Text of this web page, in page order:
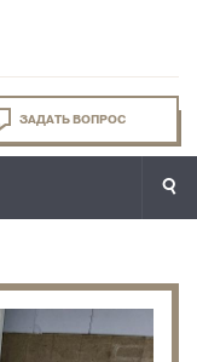
ЗАДАТЬ ВОПРОС